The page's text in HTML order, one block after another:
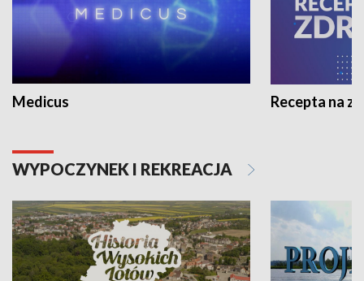
Medicus Recepta na
WYPOCZYNEK I REKREACJA